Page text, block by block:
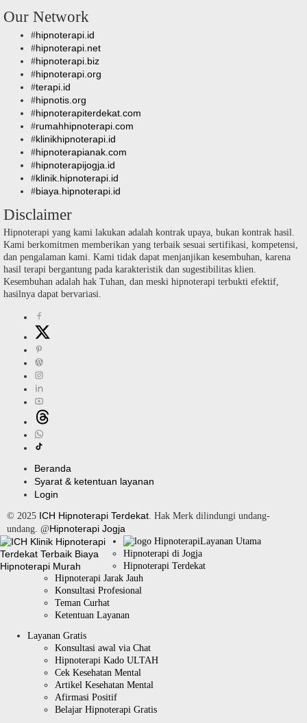
Our Network
#hipnoterapi.id
#hipnoterapi.net
#hipnoterapi.biz
#hipnoterapi.org
#terapi.id
#hipnotis.org
#hipnoterapiterdekat.com
#rumahhipnoterapi.com
#klinikhipnoterapi.id
#hipnoterapianak.com
#hipnoterapijogja.id
#klinik.hipnoterapi.id
#biaya.hipnoterapi.id
Disclaimer
Hipnoterapi yang kami lakukan adalah kontrak upaya, bukan kontrak hasil.
Kami berkomitmen memberikan yang terbaik sesuai sertifikasi, kompetensi,
dan pengalaman kami. Kami tidak dapat menjanjikan kesembuhan, karena
hasil terapi bergantung pada karakteristik dan sugestibilitas klien.
Kesembuhan adalah hak Tuhan, dan meski hipnoterapi terbukti efektif,
hasilnya dapat bervariasi.
Beranda
Syarat & ketentuan layanan
Login
© 2025 ICH Hipnoterapi Terdekat . Hak Merk dilindungi undang-
undang. @Hipnoterapi Jogja
Layanan Utama
Hipnoterapi di Jogja
Hipnoterapi Terdekat
Hipnoterapi Jarak Jauh
Konsultasi Profesional
Teman Curhat
Ketentuan Layanan
Layanan Gratis
Konsultasi awal via Chat
Hipnoterapi Kado ULTAH
Cek Kesehatan Mental
Artikel Kesehatan Mental
Afirmasi Positif
Belajar Hipnoterapi Gratis